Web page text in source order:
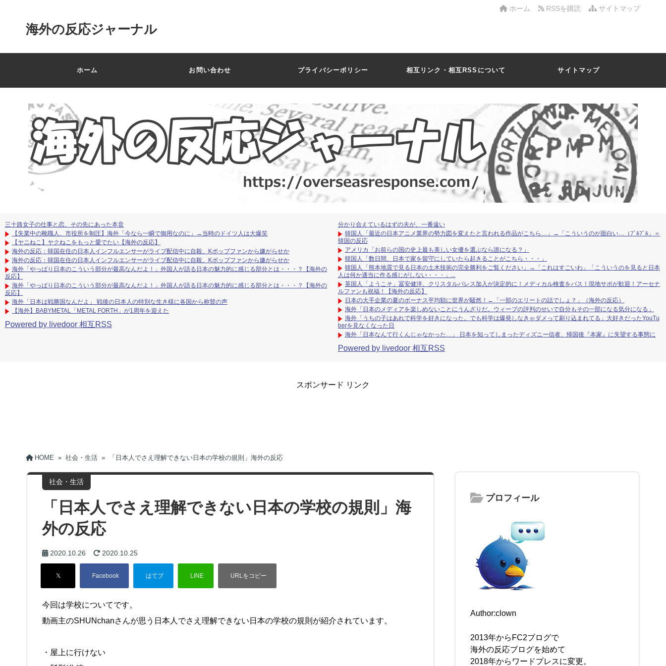
サイトマップ
RSSを購読
ホーム
海外の反応ジャーナル
ホーム お問い合わせ プライバシーポリシー 相互リンク・相互RSSについて サイトマップ
三十路女子の仕事と恋、その先にあった本音
【失業中の靴職人、市役所を制圧】海外「今なら一瞬で御用なのに」→当時のドイツ人は大爆笑
【ヤニねこ】ヤクねこをもっと愛でたい【海外の反応】
海外の反応：韓国在住の日本人インフルエンサーがライブ配信中に自殺、Kポップファンから嫌がらせか
海外の反応：韓国在住の日本人インフルエンサーがライブ配信中に自殺、Kポップファンから嫌がらせか
海外「やっぱり日本のこういう部分が最高なんだよ！」外国人が語る日本の魅力的に感じる部分とは・・・？【海外の
反応】
海外「やっぱり日本のこういう部分が最高なんだよ！」外国人が語る日本の魅力的に感じる部分とは・・・？【海外の
反応】
海外「日本は戦勝国なんだよ」 戦後の日本人の特別な生き様に各国から称賛の声
【海外】BABYMETAL「METAL FORTH」が1周年を迎えた
Powered by livedoor 相互RSS
分かり合えているはずの夫が、一番遠い
韓国人「最近の日本アニメ業界の勢力図を変えたと言われる作品がこちら…」→「こういうのが面白い…（ﾌﾞﾙﾌﾞﾙ」＝
韓国の反応
アメリカ「お前らの国の史上最も美しい女優を選ぶなら誰になる？」
韓国人「数日間、日本で家を留守にしていたら起きることがこちら・・・」
韓国人「熊本地震で見る日本の土木技術の完全勝利をご覧ください」→「これはすごいわ」「こういうのを見ると日本
人は何か適当に作る感じがしない・・・」...
英国人「ようこそ」冨安健洋、クリスタルパレス加入が決定的に！メディカル検査をパス！現地サポが歓迎！アーセナ
ルファンも祝福！【海外の反応】
日本の大手企業の夏のボーナス平均額に世界が騒然！←「一部のエリートの話でしょ？」（海外の反応）
海外「日本のメディアを楽しめないことにうんざりだ。ウィーブの評判のせいで自分もその一部になる気分になる」
海外「うちの子はあれで科学を好きになった。でも科学は爆発しなきゃダメって刷り込まれてる」大好きだったYouTu
berを見なくなった日
海外「日本なんて行くんじゃなかった…」 日本を知ってしまったディズニー信者、帰国後『本家』に失望する事態に
Powered by livedoor 相互RSS
スポンサード リンク
HOME » 社会・生活 » 「日本人でさえ理解できない日本の学校の規則」海外の反応
社会・生活
「日本人でさえ理解できない日本の学校の規則」海
外の反応
2020.10.26 2020.10.25
今回は学校についてです。
動画主のSHUNchanさんが思う日本人でさえ理解できない日本の学校の規則が紹介されています。
・屋上に行けない
プロフィール
Author:clown
2013年からFC2ブログで
海外の反応ブログを始めて
2018年からワードプレスに変更。